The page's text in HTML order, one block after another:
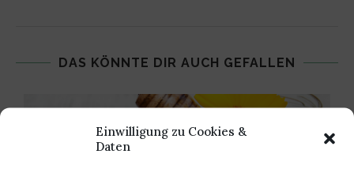
Einwilligung zu Cookies &
Daten
DAS KÖNNTE DIR AUCH GEFALLEN